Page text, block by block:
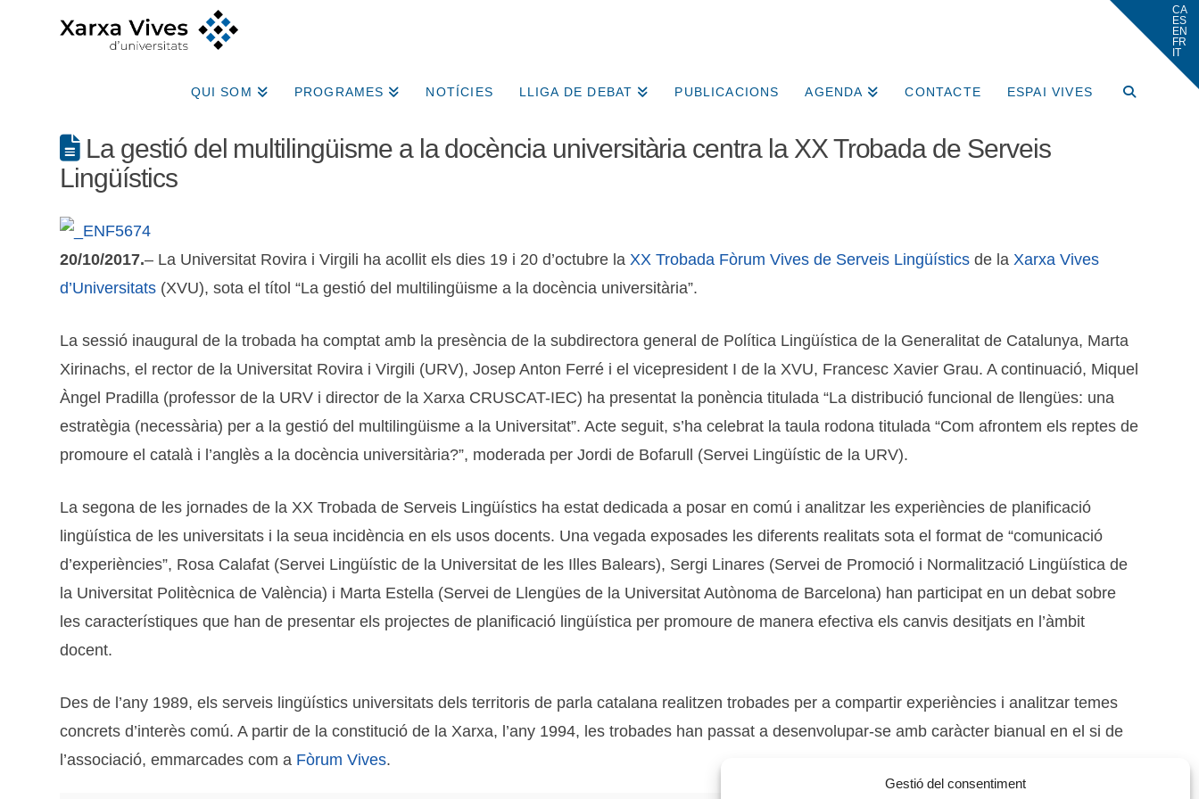
Gestió del consentiment
QUI SOM PROGRAMES NOTÍCIES LLIGA DE DEBAT PUBLICACIONS AGENDA CONTACTE ESPAI VIVES
La gestió del multilingüisme a la docència universitària centra la XX Trobada de Serveis
Lingüístics
20/10/2017.– La Universitat Rovira i Virgili ha acollit els dies 19 i 20 d’octubre la XX Trobada Fòrum Vives de Serveis Lingüístics de la Xarxa Vives
d’Universitats (XVU), sota el títol “La gestió del multilingüisme a la docència universitària”.
La sessió inaugural de la trobada ha comptat amb la presència de la subdirectora general de Política Lingüística de la Generalitat de Catalunya, Marta
Xirinachs, el rector de la Universitat Rovira i Virgili (URV), Josep Anton Ferré i el vicepresident I de la XVU, Francesc Xavier Grau. A continuació, Miquel
Àngel Pradilla (professor de la URV i director de la Xarxa CRUSCAT-IEC) ha presentat la ponència titulada “La distribució funcional de llengües: una
estratègia (necessària) per a la gestió del multilingüisme a la Universitat”. Acte seguit, s’ha celebrat la taula rodona titulada “Com afrontem els reptes de
promoure el català i l’anglès a la docència universitària?”, moderada per Jordi de Bofarull (Servei Lingüístic de la URV).
La segona de les jornades de la XX Trobada de Serveis Lingüístics ha estat dedicada a posar en comú i analitzar les experiències de planificació
lingüística de les universitats i la seua incidència en els usos docents. Una vegada exposades les diferents realitats sota el format de “comunicació
d’experiències”, Rosa Calafat (Servei Lingüístic de la Universitat de les Illes Balears), Sergi Linares (Servei de Promoció i Normalització Lingüística de
la Universitat Politècnica de València) i Marta Estella (Servei de Llengües de la Universitat Autònoma de Barcelona) han participat en un debat sobre
les característiques que han de presentar els projectes de planificació lingüística per promoure de manera efectiva els canvis desitjats en l’àmbit
docent.
Des de l’any 1989, els serveis lingüístics universitats dels territoris de parla catalana realitzen trobades per a compartir experiències i analitzar temes
concrets d’interès comú. A partir de la constitució de la Xarxa, l’any 1994, les trobades han passat a desenvolupar-se amb caràcter bianual en el si de
l’associació, emmarcades com a Fòrum Vives.